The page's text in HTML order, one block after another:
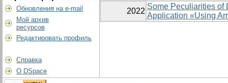
Обновления на e-mail
Мой архив
ресурсов
Редактировать профиль
Справка
О DSpace
2022
Some Peculiarities of
Application «Using